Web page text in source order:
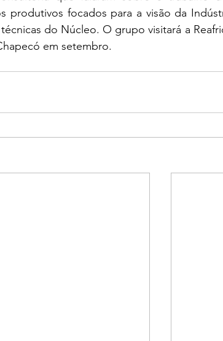
produtivos focados para a visão da
do Núcleo. O grupo visitará a
em setembro.